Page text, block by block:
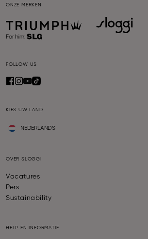
ONZE MERKEN
FOLLOW US
KIES UW LAND
NEDERLANDS
OVER SLOGGI
Vacatures
Pers
Sustainability
HELP EN INFORMATIE